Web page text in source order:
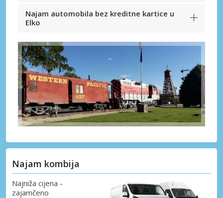
Najam automobila bez kreditne kartice u
Elko
Najam kombija
Najniža cijena -
zajamčeno